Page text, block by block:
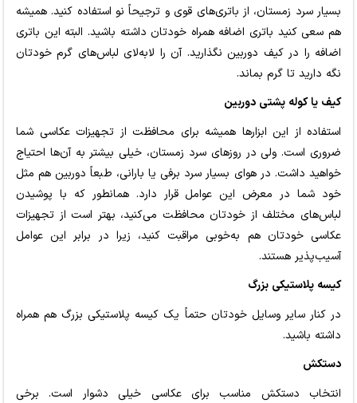
بسیار سرد زمستان، از باتری‌های قوی و ترجیحاً نو استفاده کنید. همیشه
هم سعی کنید باتری اضافه همراه خودتان داشته باشید. البته این باتری
اضافه را در کیف دوربین نگذارید. آن را لابه‌لای لباس‌های گرم خودتان
نگه دارید تا گرم بماند.
کیف یا کوله پشتی دوربین
استفاده از این ابزارها همیشه برای محافظت از تجهیزات عکاسی شما
ضروری است. ولی در روزهای سرد زمستان، خیلی بیشتر به آن‌ها احتیاج
خواهید داشت. در هوای بسیار سرد برفی یا بارانی، طبعاً دوربین هم مثل
خود شما در معرض این عوامل قرار دارد. همانطور که با پوشیدن
لباس‌های مختلف از خودتان محافظت می‌کنید، بهتر است از تجهیزات
عکاسی خودتان هم به‌خوبی مراقبت کنید، زیرا در برابر این عوامل
آسیب‌پذیر هستند.
کیسه پلاستیکی بزرگ
در کنار سایر وسایل خودتان حتماً یک کیسه پلاستیکی بزرگ هم همراه
داشته باشید.
دستکش
انتخاب دستکش مناسب برای عکاسی خیلی دشوار است. برخی